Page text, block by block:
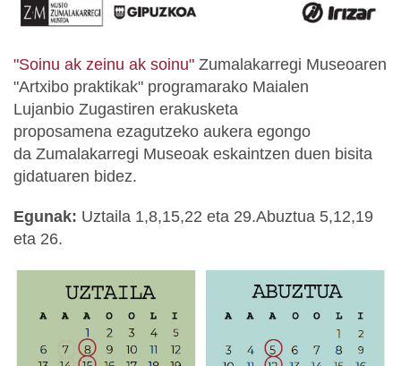
"Soinu ak zeinu ak soinu" Zumalakarregi Museoaren
"Artxibo praktikak" programarako Maialen
Lujanbio Zugastiren erakusketa
proposamena ezagutzeko aukera egongo
da Zumalakarregi Museoak eskaintzen duen bisita
gidatuaren bidez.
Egunak: Uztaila 1,8,15,22 eta 29.Abuztua 5,12,19
eta 26.